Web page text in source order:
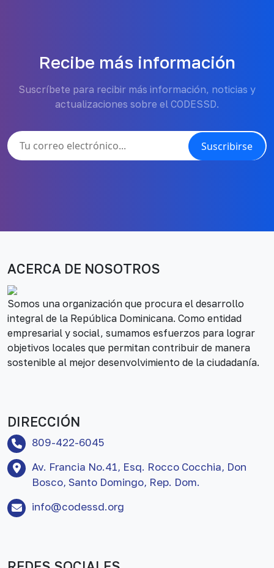
Recibe más información
Suscríbete para recibir más información, noticias y
actualizaciones sobre el CODESSD.
Suscribirse
ACERCA DE NOSOTROS
Somos una organización que procura el desarrollo
integral de la República Dominicana. Como entidad
empresarial y social, sumamos esfuerzos para lograr
objetivos locales que permitan contribuir de manera
sostenible al mejor desenvolvimiento de la ciudadanía.
DIRECCIÓN
809-422-6045
Av. Francia No.41, Esq. Rocco Cocchia, Don
Bosco, Santo Domingo, Rep. Dom.
info@codessd.org